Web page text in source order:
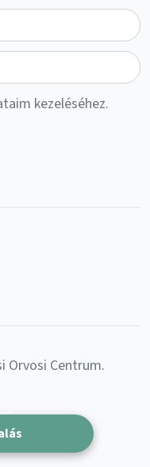
kezeléséhez.
Orvosi Centrum.